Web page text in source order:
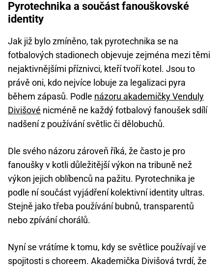
Pyrotechnika a součást fanouškovské
identity
Jak již bylo zmíněno, tak pyrotechnika se na
fotbalových stadionech objevuje zejména mezi těmi
nejaktivnějšími příznivci, kteří tvoří kotel. Jsou to
právě oni, kdo nejvíce lobuje za legalizaci pyra
během zápasů. Podle názoru akademičky Venduly
Divišové nicméně ne každý fotbalový fanoušek sdílí
nadšení z používání světlic či dělobuchů.
Dle svého názoru zároveň říká, že často je pro
fanoušky v kotli důležitější výkon na tribuně než
výkon jejich oblíbenců na pažitu. Pyrotechnika je
podle ní součást vyjádření kolektivní identity ultras.
Stejně jako třeba používání bubnů, transparentů
nebo zpívání chorálů.
Nyní se vrátíme k tomu, kdy se světlice používají ve
spojitosti s choreem. Akademička Divišová tvrdí, že